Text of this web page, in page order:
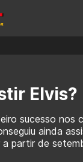
Elvis?
sucesso nos
ainda
a partir de